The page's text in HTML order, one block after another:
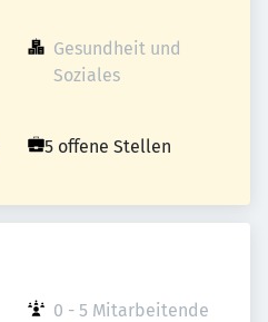
Gesundheit und
Soziales
5 offene Stellen
0 - 5 Mitarbeitende